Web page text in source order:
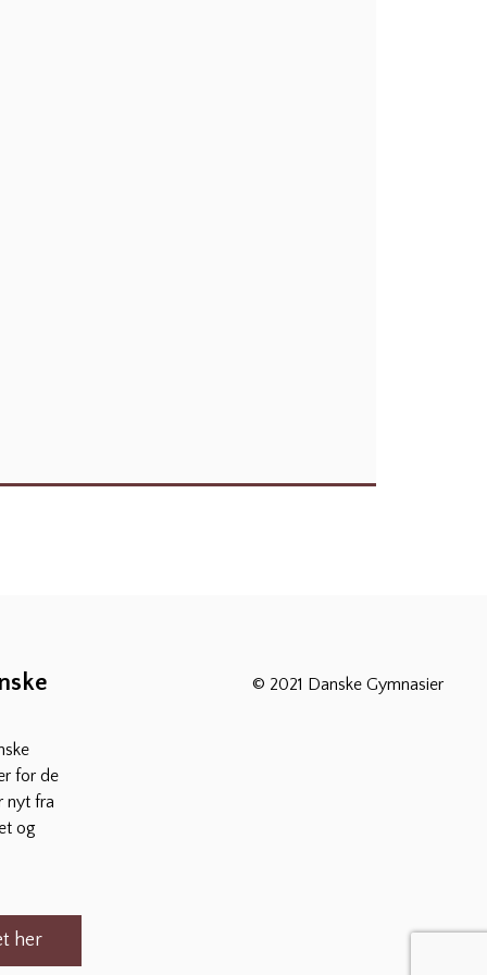
for de
nyt fra
og
her
© 2021 Danske Gymnasier